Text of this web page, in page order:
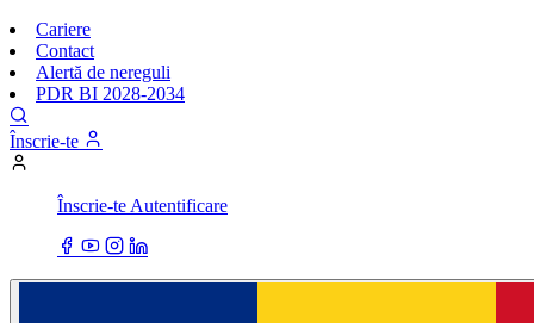
Cariere
Contact
Alertă de nereguli
PDR BI 2028-2034
Înscrie-te
Înscrie-te Autentificare